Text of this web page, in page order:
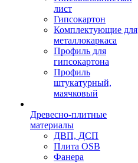
лист
Гипсокартон
Комплектующие для
металлокаркаса
Профиль для
гипсокартона
Профиль
штукатурный,
маячковый
Древесно-плитные
материалы
ДВП, ДСП
Плита OSB
Фанера